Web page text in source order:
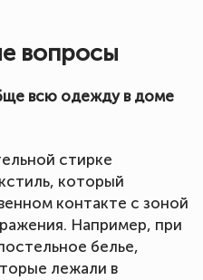
вопросы
всю одежду в доме
стирке
который
контакте с зоной
Например, при
белье,
лежали в